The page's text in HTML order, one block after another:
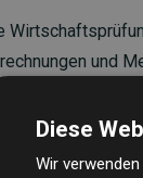
und
Prüfungen
200 %
Diese
Wir